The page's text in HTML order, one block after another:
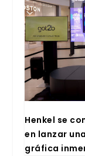
Hen­kel se
en lan­zar
grá­fi­ca